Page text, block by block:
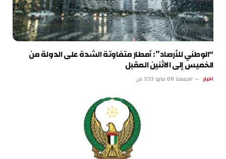
“الوطني للأرصاد”: أمطار متفاوتة الشدة على الدولة من
الخميس إلى الاثنين المقبل
اخبار الجمعة 08 مايو 3:33 ص